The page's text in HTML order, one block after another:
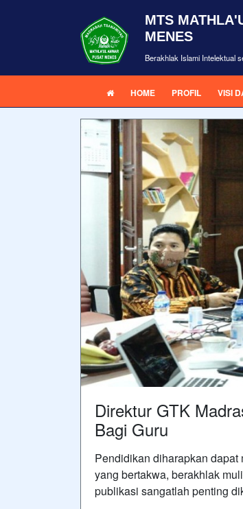
MTS
MENES
Berakhlak Islami Intelektual
HOME PROFIL VISI
Direktur GTK
Bagi Guru
Pendidikan diharapkan
yang bertakwa, berakhlak
publikasi sangatlah penting